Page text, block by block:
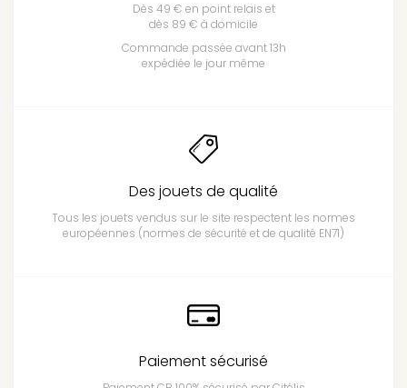
Dès 49 € en point relais et
dès 89 € à domicile
Commande passée avant 13h
expédiée le jour même
Des jouets de qualité
Tous les jouets vendus sur le site respectent les normes
européennes (normes de sécurité et de qualité EN71)
Paiement sécurisé